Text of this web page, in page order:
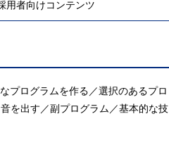
用者向けコンテンツ
プログラムを作る／選択のあるプロ
を出す／副プログラム／基本的な技